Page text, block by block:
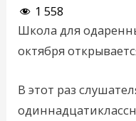
1 558
Школа для
октября
В этот раз